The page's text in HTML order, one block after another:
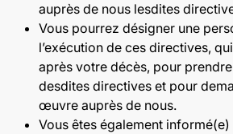
auprès de nous lesdites
Vous pourrez désigner une
l’exécution de ces directives,
après votre décès, pour
desdites directives et pour
œuvre auprès de nous.
Vous êtes également informé(e)